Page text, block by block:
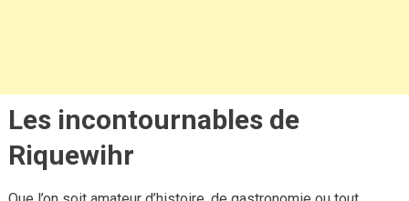
Les incontournables de
Riquewihr